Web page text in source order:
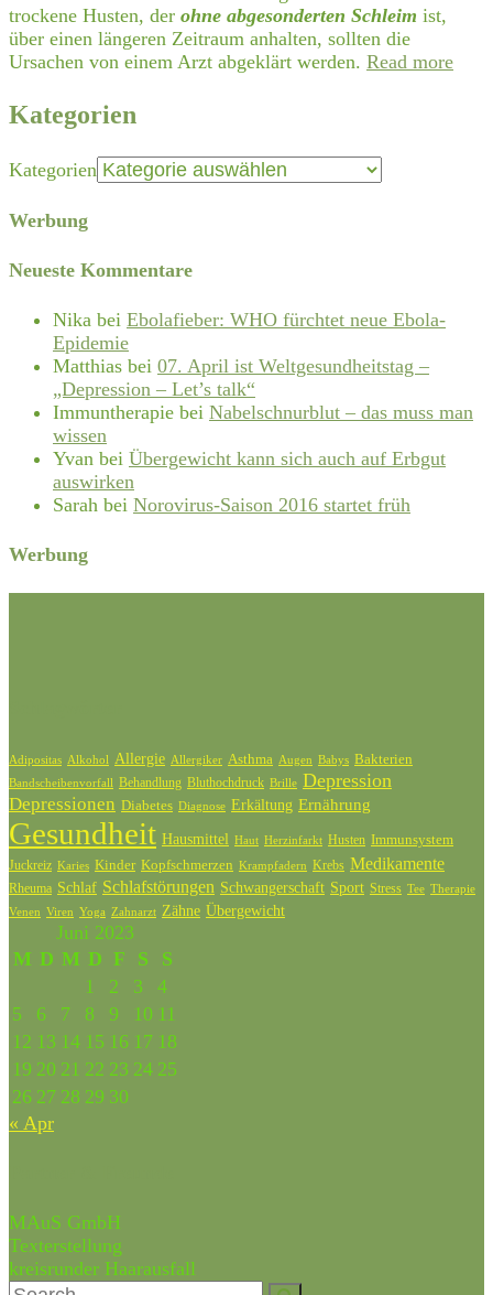
trockene Husten, der ohne abgesonderten Schleim ist,
über einen längeren Zeitraum anhalten, sollten die
Ursachen von einem Arzt abgeklärt werden. Read more
Kategorien
Kategorien
Werbung
Neueste Kommentare
Nika bei Ebolafieber: WHO fürchtet neue Ebola-
Epidemie
Matthias bei 07. April ist Weltgesundheitstag –
„Depression – Let’s talk“
Immuntherapie bei Nabelschnurblut – das muss man
wissen
Yvan bei Übergewicht kann sich auch auf Erbgut
auswirken
Sarah bei Norovirus-Saison 2016 startet früh
Werbung
Adipositas Alkohol Allergie Allergiker Asthma Augen Babys Bakterien
Bandscheibenvorfall Behandlung Bluthochdruck Brille Depression
Depressionen Diabetes Diagnose Erkältung Ernährung
Gesundheit Hausmittel Haut Herzinfarkt Husten Immunsystem
Juckreiz Karies Kinder Kopfschmerzen Krampfadern Krebs Medikamente
Rheuma Schlaf Schlafstörungen Schwangerschaft Sport Stress Tee Therapie
Venen Viren Yoga Zahnarzt Zähne Übergewicht
Juni 2023
M D M D F S
S
1
2 3
4
5
6 7 8 9 10 11
12 13 14 15 16 17 18
19 20 21 22 23 24 25
26 27 28 29 30
« Apr
MAuS GmbH
Texterstellung
kreisrunder Haarausfall